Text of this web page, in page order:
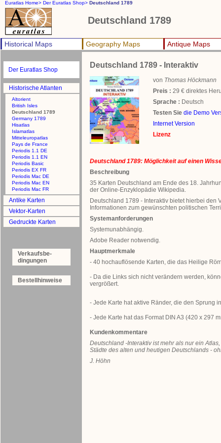
Euratlas Home> Der Euratlas Shop> Deutschland 1789
Deutschland 1789
Historical Maps Geography Maps Antique Maps
Der Euratlas Shop
Historische Atlanten
Altorient
British Isles
Deutschland 1789
Germany 1789
Hisatlas
Islamatlas
Mitteleuropatlas
Pays de France
Periodis 1.1 DE
Periodis 1.1 EN
Periodis Basic
Periodis EX FR
Periodis Mac DE
Periodis Mac EN
Periodis Mac FR
Antike Karten
Vektor-Karten
Gedruckte Karten
Verkaufsbe-
dingungen
Bestellhinweise
Deutschland 1789 - Interaktiv
von Thomas Höckmann
Preis : 29 € direktes
Sprache : Deutsch
Testen Sie die Demo
Internet Version
Lizenz
Deutschland 1789: Möglichkeit auf einen
Beschreibung
35 Karten Deutschland am Ende des 18.
der Online-Enzyklopädie Wikipedia.
Deutschland 1789 - Interaktiv bietet hierbei den
Informationen zum gewünschten politischen
Systemanforderungen
Systemunabhängig.
Adobe Reader notwendig.
Hauptmerkmale
- 40 hochauflösende Karten, die das Heilige
- Da die Links sich nicht verändern werden,
vergrößert.
- Jede Karte hat aktive Ränder, die den Sprung
- Jede Karte hat das Format DIN A3 (420 x 297
Kundenkommentare
Deutschland -Interaktiv ist mehr als nur ein
Städte des alten und heutigen Deutschlands -
J. Höhn